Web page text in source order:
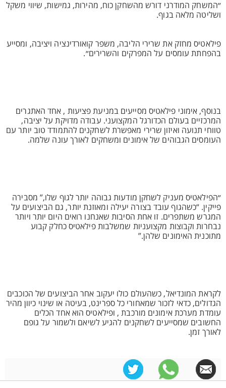
״המשחק המודרני דורש מהשחקן כוח, מהירות, גמישות, שיווי משקל
ושליטה מלאה בגוף.
פילאטיס מחזק את שרירי הליבה, משפר קואורדינציה ויציבה, ומסייע
בהפחתת עומסים על המפרקים והשרירים״.
בנוסף, אימוני פילאטיס מסייעים במניעת פציעות , אחד האתגרים
המרכזיים בעולם הכדורגל המקצועני. עבודה מדויקת על יציבה,
טווחי תנועה ואיזון שרירי מאפשרת לשחקנים להתמודד טוב יותר עם
העומסים הגבוהים של אימונים ומשחקים לאורך עונה שלמה.
״הפילאטיס מעניק לשחקן מודעות גבוהה יותר לגוף שלו,” מסבירה
פייקין. “כשהגוף עובד בצורה יעילה ומאוזנת יותר, גם הביצועים על
המגרש משתפרים. זו אחת הסיבות שאנחנו רואים היום יותר ויותר
נבחרות וקבוצות מקצועניות שמשלבות פילאטיס כחלק קבוע
מתוכנית האימונים שלהן.”
לקראת המונדיאל, כשהעולם כולו יעקוב אחר הביצועים של הכוכבים
הגדולים, כדאי לזכור שמאחורי כל ספרינט, בעיטה או שינוי כיוון מהיר
עומדת מערכת אימונים מורכבת , ופילאטיס הוא אחד הכלים
החשובים שמסייעים לשחקנים להגיע לשיאם ולשמור על גופם
לאורך זמן.